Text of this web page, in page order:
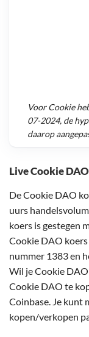
Live Cookie
De Cookie DAO
uurs
koers is gestegen
Cookie DAO
nummer 1383 en
Wil je Cookie
Cookie DAO te
Coinbase. Je kunt
kopen/verkopen
VoorCookie
07-2024, de
daarop